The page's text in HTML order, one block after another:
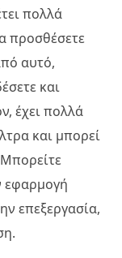
πολλά
προσθέσετε
αυτό,
και
έχει πολλά
και μπορεί
εφαρμογή
επεξεργασία,